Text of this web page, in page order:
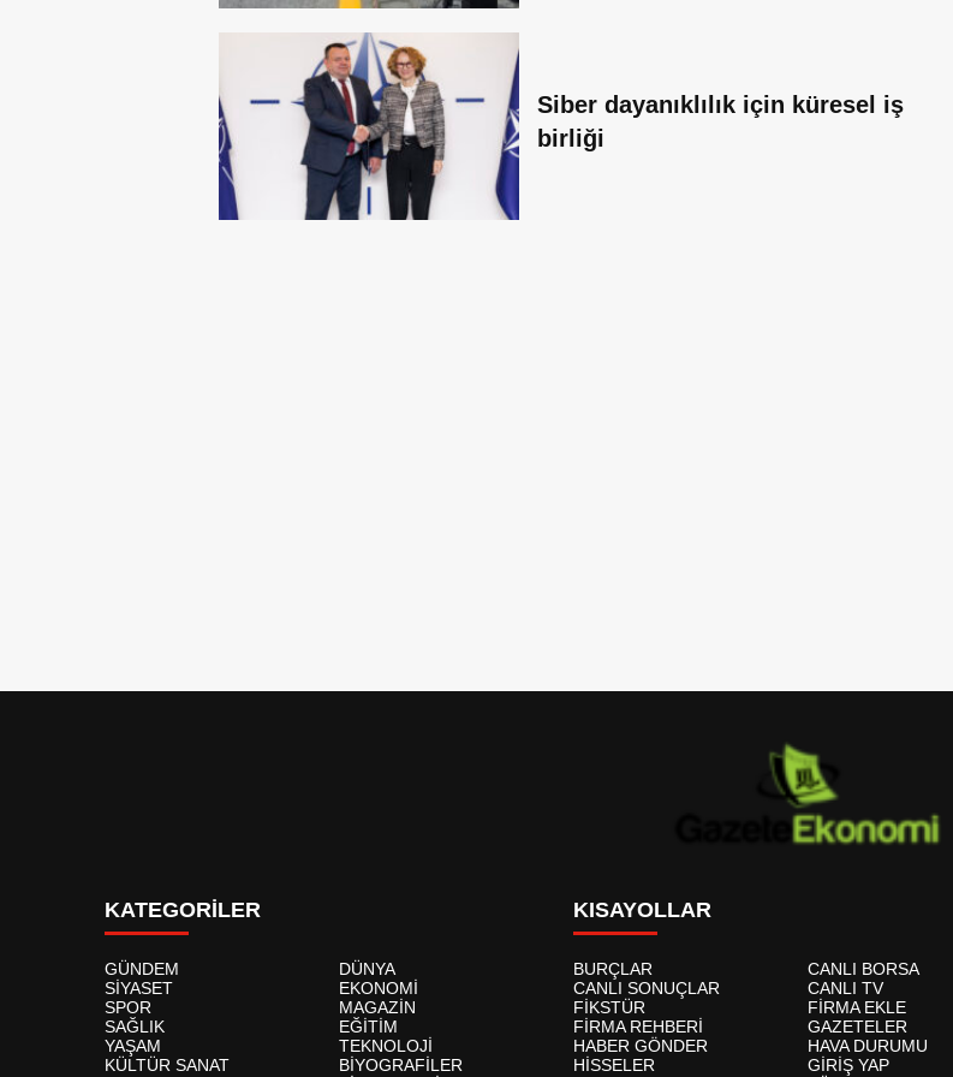
Siber dayanıklılık için küresel iş
birliği
KATEGORİLER
GÜNDEM
DÜNYA
SİYASET
EKONOMİ
SPOR
MAGAZİN
SAĞLIK
EĞİTİM
YAŞAM
TEKNOLOJİ
KÜLTÜR SANAT
BİYOGRAFİLER
KISAYOLLAR
BURÇLAR
CANLI BORSA
CANLI SONUÇLAR
CANLI TV
FİKSTÜR
FİRMA EKLE
FİRMA REHBERİ
GAZETELER
HABER GÖNDER
HAVA DURUMU
HİSSELER
GİRİŞ YAP